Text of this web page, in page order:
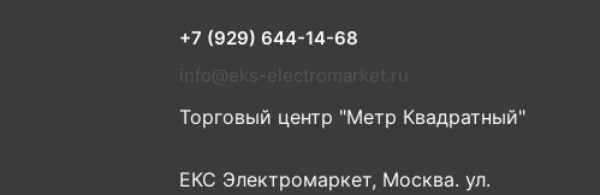
+7 (929) 644-14-68
info@eks-electromarket.ru
Торговый центр "Метр Квадратный"
ЕКС Электромаркет, Москва. ул.